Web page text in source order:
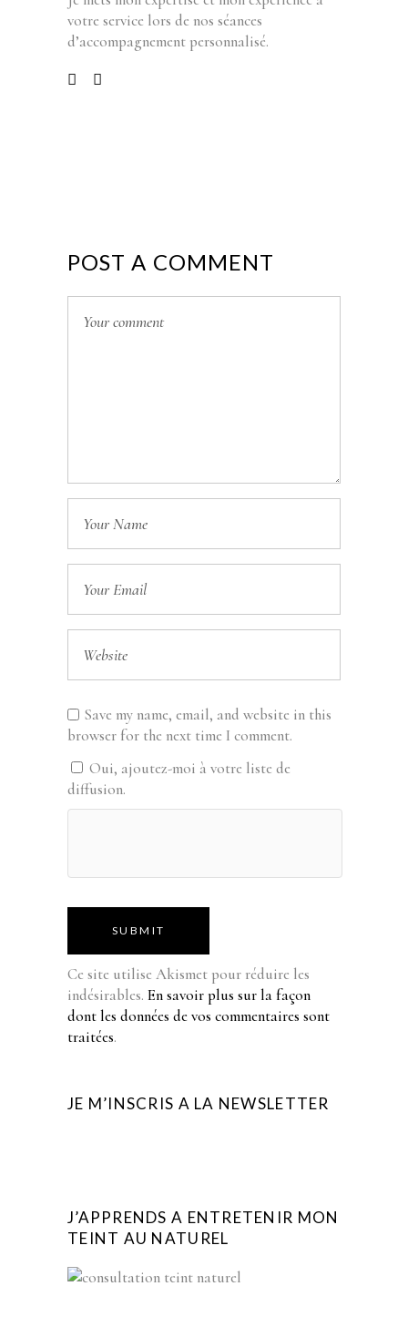
votre service lors de nos séances
d’accompagnement personnalisé.
POST A COMMENT
Save my name, email, and website in this
browser for the next time I comment.
Oui, ajoutez-moi à votre liste de
diffusion.
SUBMIT
Ce site utilise Akismet pour réduire les
indésirables. En savoir plus sur la façon
dont les données de vos commentaires sont
traitées.
JE M’INSCRIS A LA NEWSLETTER
J’APPRENDS A ENTRETENIR MON
TEINT AU NATUREL